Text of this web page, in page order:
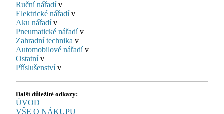
Ruční nářadív
Elektrické nářadív
Aku nářadív
Pneumatické nářadív
Zahradní technika v
Automobilové nářadív
Ostatnív
Příslušenstvív
Další důležité odkazy:
ÚVOD
VŠE O NÁKUPU